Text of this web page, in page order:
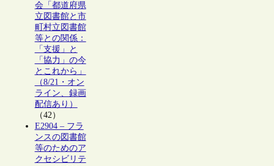
会「都道府県
立図書館と市
町村立図書館
等との関係：
「支援」と
「協力」の今
とこれから」
（8/21・オン
ライン、録画
配信あり）
（42）
E2904 – フラ
ンスの図書館
等のためのア
クセシビリテ